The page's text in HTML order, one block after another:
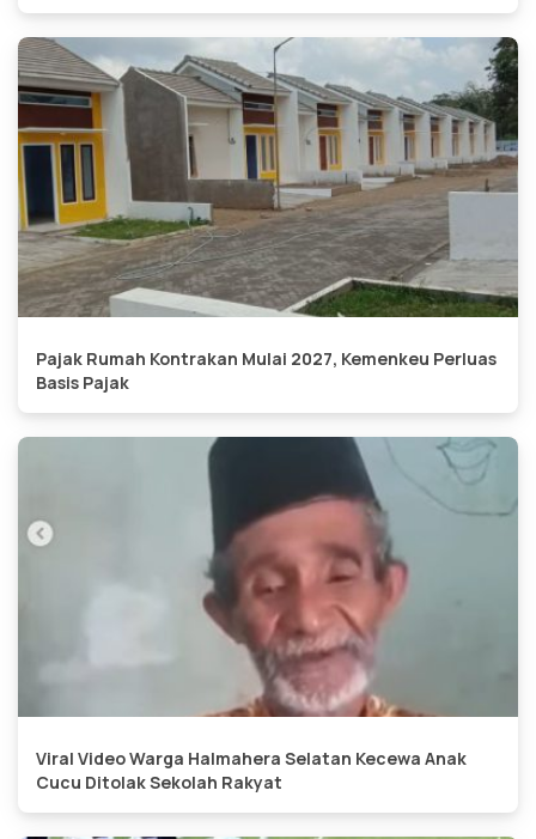
Pajak Rumah Kontrakan Mulai 2027, Kemenkeu Perluas
Basis Pajak
Viral Video Warga Halmahera Selatan Kecewa Anak
Cucu Ditolak Sekolah Rakyat